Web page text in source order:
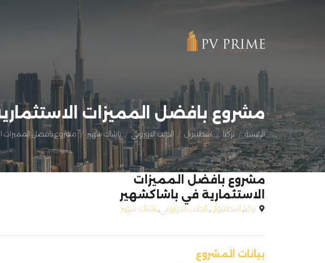
مشروع بافضل المميزات
الرئيسة تركيا اسطنبول الجانب الاوروبي باشاك شهير مشروع بافضل المميزات
مشروع بافضل المميزات
الاستثمارية في باشاكشهير
تركيا, اسطنبول, الجانب الاوروبي, باشاك شهير
بيانات المشروع